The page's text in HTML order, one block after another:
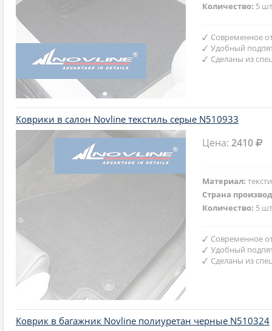
Количество: 5
Современное
Удобный
Сделаны из
Коврики в салон Novline текстиль серые N510933
Цена:2410
Материал:
Страна
Количество: 5
Современное
Удобный
Сделаны из
Коврик в багажник Novline полиуретан черные N510324